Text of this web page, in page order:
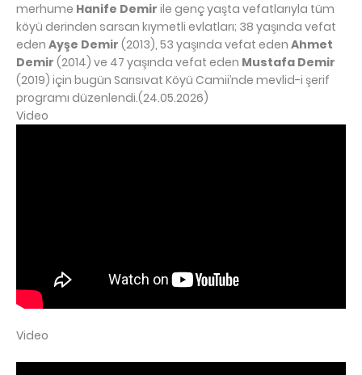
merhume Hanife Demir ile genç yaşta vefatlarıyla tüm
köyü derinden sarsan kıymetli evlatları; 38 yaşında vefat
eden Ayşe Demir (2013), 53 yaşında vefat eden Ahmet
Demir (2014) ve 47 yaşında vefat eden Mustafa Demir
(2019) için bugün Sarısıvat Köyü Camii’nde mevlid-i şerif
programı düzenlendi.(24.05.2026)
Video
Video